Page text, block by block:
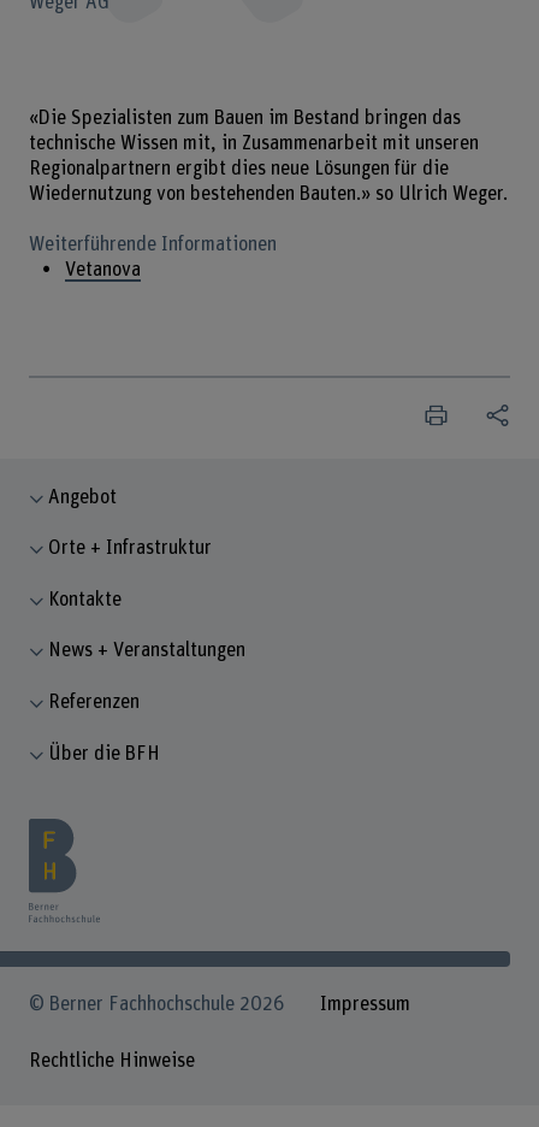
«Die Spezialisten zum Bauen im Bestand bringen das
technische Wissen mit, in Zusammenarbeit mit unseren
Regionalpartnern ergibt dies neue Lösungen für die
Wiedernutzung von bestehenden Bauten.» so Ulrich Weger.
Weiterführende Informationen
Vetanova
Angebot
Orte + Infrastruktur
Kontakte
News + Veranstaltungen
Referenzen
Über die BFH
© Berner Fachhochschule 2026 Impressum
Rechtliche Hinweise